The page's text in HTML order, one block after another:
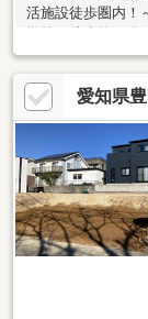
活施設徒歩圏内！
学校：徒歩約10分
崎町店：徒歩約7
愛知県